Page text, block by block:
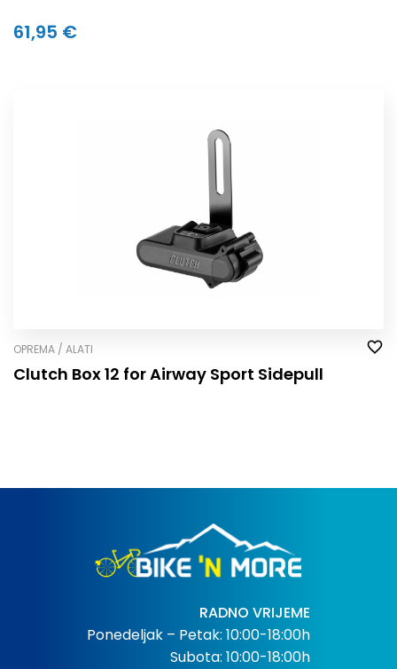
61,95 €
OPREMA / ALATI
Clutch Box 12 for Airway Sport Sidepull
RADNO VRIJEME
Ponedeljak – Petak: 10:00-18:00h
Subota: 10:00-18:00h